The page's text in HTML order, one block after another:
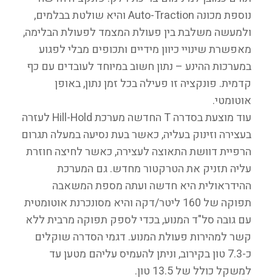
נוספת מכונה Auto-Traction והיא שולטת בבלמים,
ולמעשה משלבת בין פעולת המצמד לפעולת הבלימה,
מאפשרת שינויי כיוון מידיים ותכופים מבלי לפגוע
במערכות ההינע – נתון חשוב במיוחד לעובדים עם כף
קדמית. פונקציה זו פעילה בכל זמן נתון, באופן
אוטומטי.
עוד מוצעת בסדרה T החדשה מערכת Hill-Hold לעזרה
בעצירה וזינוק בעליה, כאשר בעת נסיעה במעלה תגרום
הרפיית דוושת התאוצה לעצירה, כאשר לחיצה חוזרת
עליה תזניק את הטרקטור מחדש. גם המערכת
ההידראולית היא חדשה ועתה מספת המשאבה
תפוקה של 160 ליטר/דקה והיא מסונכרנת אוטומטית
עם גובה סל"ד המנוע, בכדי לספק תפוקה מרבית ללא
קשר למהירות פעולת המנוע. דגמי הסדרה שוקלים
כ-7.3 טון בקירוב, וניתן להעמיס עליהם מטען עד
למשקל כולל של 13.5 טון.